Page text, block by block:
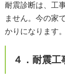
耐震診断は、工
ません。今の家
かりになります。
４．耐震